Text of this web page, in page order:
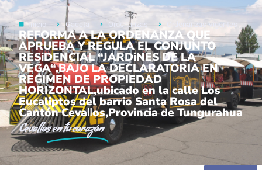
Inicio Gaceta Ordenanzas Ordenanzas Vigentes
REFORMA A LA ORDENANZA QUE
APRUEBA Y REGULA EL CONJUNTO
RESiDENCIAL “JARDiNES DE LA
VEGA“,BAJO LA DECLARATORIA EN
REGIMEN DE PROPIEDAD
HORIZONTAL,ubicado en la calle Los
Eucaliptos del barrio Santa Rosa del
Cantón Ceva‖os,Provincia de Tungurahua
Cevallosen tu corazón